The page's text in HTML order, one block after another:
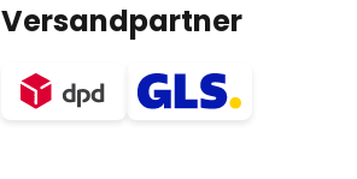
Versandpartner